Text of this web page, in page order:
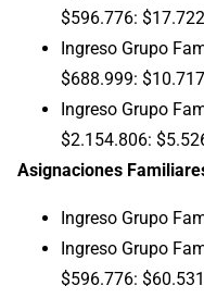
$596.776: $17.722
Ingreso Grupo
$688.999: $10.717
Ingreso Grupo
$2.154.806:
Asignaciones
Ingreso Grupo
Ingreso Grupo
$596.776: $60.531